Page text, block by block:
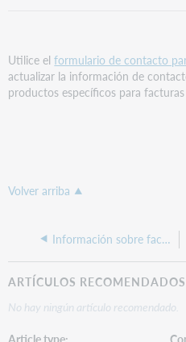
Utilice elformulario de contacto
actualizar la información de
productos específicos para
Volver arriba
Información sobre facturación de OCLC
ARTÍCULOS RECOMENDADOS
No hay ningún artículo recomendado.
Article type